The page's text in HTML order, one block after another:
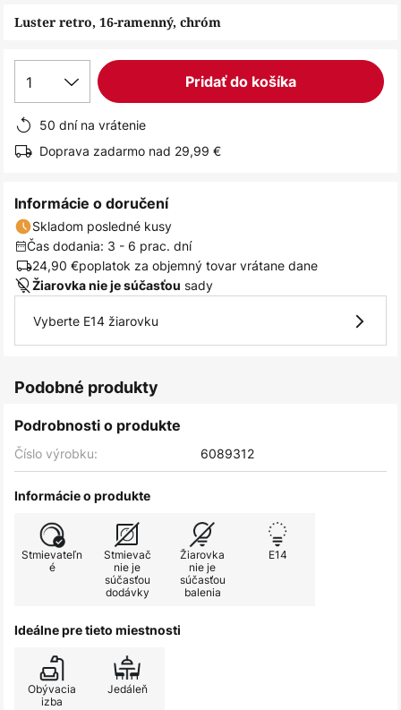
Luster retro, 16-ramenný, chróm
1 Pridať do košíka
50 dní na vrátenie
Doprava zadarmo nad 29,99 €
Informácie o doručení
Skladom posledné kusy
Čas dodania: 3 - 6 prac. dní
24,90 €poplatok za objemný tovar vrátane dane
Žiarovka nie je súčasťou sady
Vyberte E14 žiarovku
Podobné produkty
Podrobnosti o produkte
Číslo výrobku: 6089312
Informácie o produkte
Stmievateľn
é
Stmievač
nie je
súčasťou
dodávky
Žiarovka
nie je
súčasťou
balenia
E14
Ideálne pre tieto miestnosti
Obývacia
izba
Jedáleň